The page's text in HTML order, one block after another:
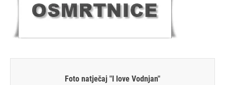
Foto natječaj "I love Vodnjan"